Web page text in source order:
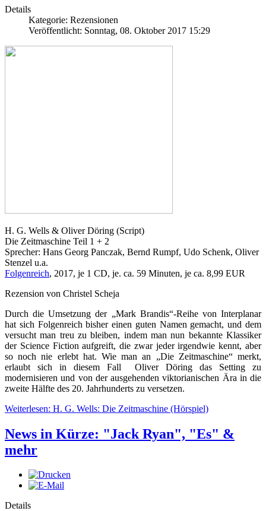
Details
Kategorie: Rezensionen
Veröffentlicht: Sonntag, 08. Oktober 2017 15:29
H. G. Wells & Oliver Döring (Script)
Die Zeitmaschine Teil 1 + 2
Sprecher: Hans Georg Panczak, Bernd Rumpf, Udo Schenk, Oliver
Stenzel u.a.
Folgenreich, 2017, je 1 CD, je. ca. 59 Minuten, je ca. 8,99 EUR
Rezension von Christel Scheja
Durch die Umsetzung der „Mark Brandis“-Reihe von Interplanar
hat sich Folgenreich bisher einen guten Namen gemacht, und dem
versucht man treu zu bleiben, indem man nun bekannte Klassiker
der Science Fiction aufgreift, die zwar jeder irgendwie kennt, aber
so noch nie erlebt hat. Wie man an „Die Zeitmaschine“ merkt,
erlaubt sich in diesem Fall Oliver Döring das Setting zu
modernisieren und von der ausgehenden viktorianischen Ära in die
zweite Hälfte des 20. Jahrhunderts zu versetzen.
Weiterlesen: H. G. Wells: Die Zeitmaschine (Hörspiel)
News in Kürze: "Jack Ryan", "Es" &
mehr
Details